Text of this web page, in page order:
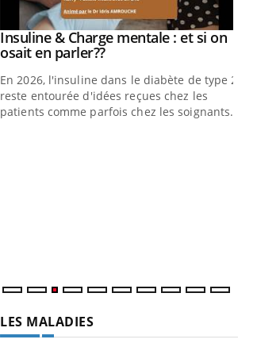
Youtube
Insuline & Charge mentale : et si on
osait en parler??Youtube
En 2026, l'insuline dans le diabète de type 2
reste entourée d'idées reçues chez les
patients comme parfois chez les soignants.
LES MALADIES